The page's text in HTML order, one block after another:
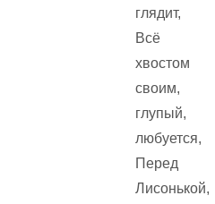
глядит,
Всё
хвостом
своим,
глупый,
любуется,
Перед
Лисонькой,